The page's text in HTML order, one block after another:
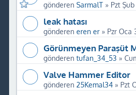
gönderen SarmalT» Pzt
leak hatası
gönderen eren er» Pzr Oca
Görünmeyen Paraşüt
gönderen tufan_34_53 »
Valve Hammer Editor
gönderen 25Kemal34» Pzt